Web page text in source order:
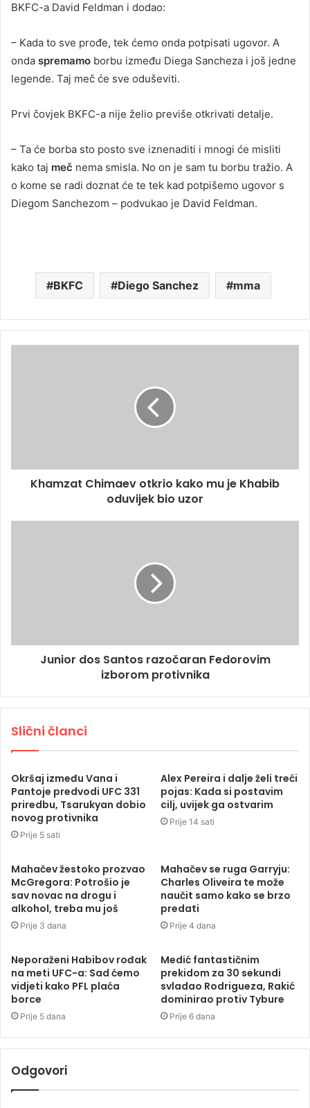
BKFC-a David Feldman i dodao:
– Kada to sve prođe, tek ćemo onda potpisati ugovor. A
onda spremamo borbu između Diega Sancheza i još jedne
legende. Taj meč će sve oduševiti.
Prvi čovjek BKFC-a nije želio previše otkrivati detalje.
– Ta će borba sto posto sve iznenaditi i mnogi će misliti
kako taj meč nema smisla. No on je sam tu borbu tražio. A
o kome se radi doznat će te tek kad potpišemo ugovor s
Diegom Sanchezom – podvukao je David Feldman.
BKFC Diego Sanchez mma
Khamzat Chimaev otkrio kako mu je Khabib
oduvijek bio uzor
Junior dos Santos razočaran Fedorovim
izborom protivnika
Slični članci
Okršaj između Vana i
Pantoje predvodi UFC 331
priredbu, Tsarukyan dobio
novog protivnika
Prije 5 sati
Alex Pereira i dalje želi treći
pojas: Kada si postavim
cilj, uvijek ga ostvarim
Prije 14 sati
Mahačev žestoko prozvao
McGregora: Potrošio je
sav novac na drogu i
alkohol, treba mu još
Prije 3 dana
Mahačev se ruga Garryju:
Charles Oliveira te može
naučit samo kako se brzo
predati
Prije 4 dana
Neporaženi Habibov rođak
na meti UFC-a: Sad ćemo
vidjeti kako PFL plaća
borce
Prije 5 dana
Medić fantastičnim
prekidom za 30 sekundi
svladao Rodrigueza, Rakić
dominirao protiv Tybure
Prije 6 dana
Odgovori